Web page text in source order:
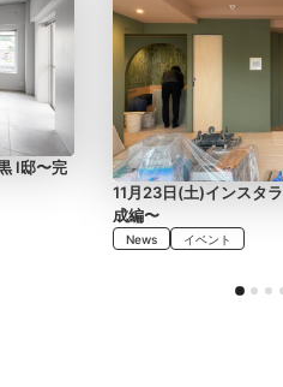
I邸〜完
11月23日(土)インスタ
成編〜
News イベント